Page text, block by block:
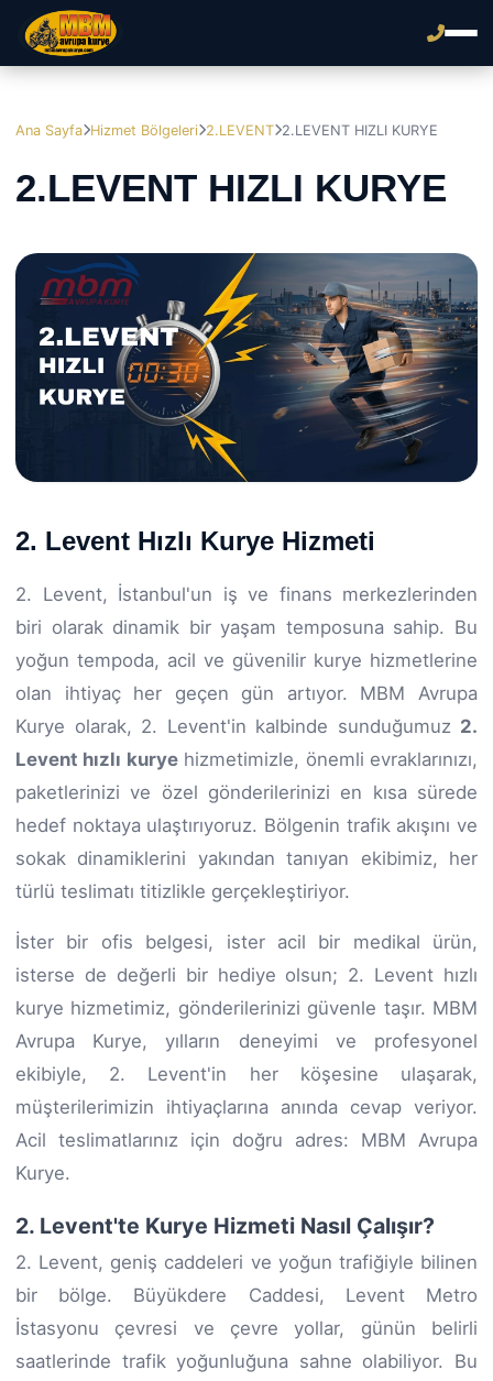
Ana Sayfa Hizmet Bölgeleri 2.LEVENT 2.LEVENT HIZLI KURYE
2.LEVENT HIZLI KURYE
2. Levent Hızlı Kurye Hizmeti
2. Levent, İstanbul'un iş ve finans merkezlerinden
biri olarak dinamik bir yaşam temposuna sahip. Bu
yoğun tempoda, acil ve güvenilir kurye hizmetlerine
olan ihtiyaç her geçen gün artıyor. MBM Avrupa
Kurye olarak, 2. Levent'in kalbinde sunduğumuz 2.
Levent hızlı kuryehizmetimizle, önemli evraklarınızı,
paketlerinizi ve özel gönderilerinizi en kısa sürede
hedef noktaya ulaştırıyoruz. Bölgenin trafik akışını ve
sokak dinamiklerini yakından tanıyan ekibimiz, her
türlü teslimatı titizlikle gerçekleştiriyor.
İster bir ofis belgesi, ister acil bir medikal ürün,
isterse de değerli bir hediye olsun; 2. Levent hızlı
kurye hizmetimiz, gönderilerinizi güvenle taşır. MBM
Avrupa Kurye, yılların deneyimi ve profesyonel
ekibiyle, 2. Levent'in her köşesine ulaşarak,
müşterilerimizin ihtiyaçlarına anında cevap veriyor.
Acil teslimatlarınız için doğru adres: MBM Avrupa
Kurye.
2. Levent'te Kurye Hizmeti Nasıl Çalışır?
2. Levent, geniş caddeleri ve yoğun trafiğiyle bilinen
bir bölge. Büyükdere Caddesi, Levent Metro
İstasyonu çevresi ve çevre yollar, günün belirli
saatlerinde trafik yoğunluğuna sahne olabiliyor. Bu